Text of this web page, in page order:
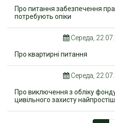
Про питання забезпечення прав
потребують опіки
Середа,
Про квартирні питання
Середа,
Про виключення з обліку
цивільного захисту